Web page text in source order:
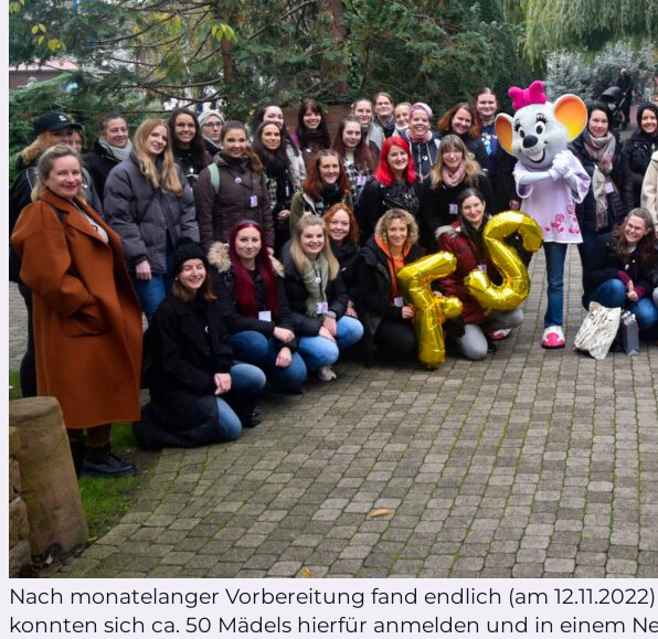
Nach monatelanger Vorbereitung fand endlich (am
konnten sich ca. 50 Mädels hierfür anmelden und in einem